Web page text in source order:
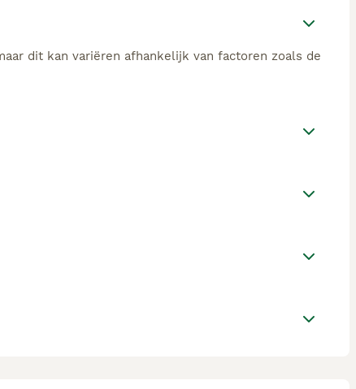
dit kan variëren afhankelijk van factoren zoals de